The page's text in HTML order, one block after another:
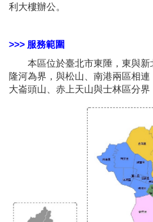
利大樓辦公。
>>> 服務範圍
本區位於臺北市東陲，東與新
隆河為界，與松山、南港兩區相
大崙頭山、赤上天山與士林區分界